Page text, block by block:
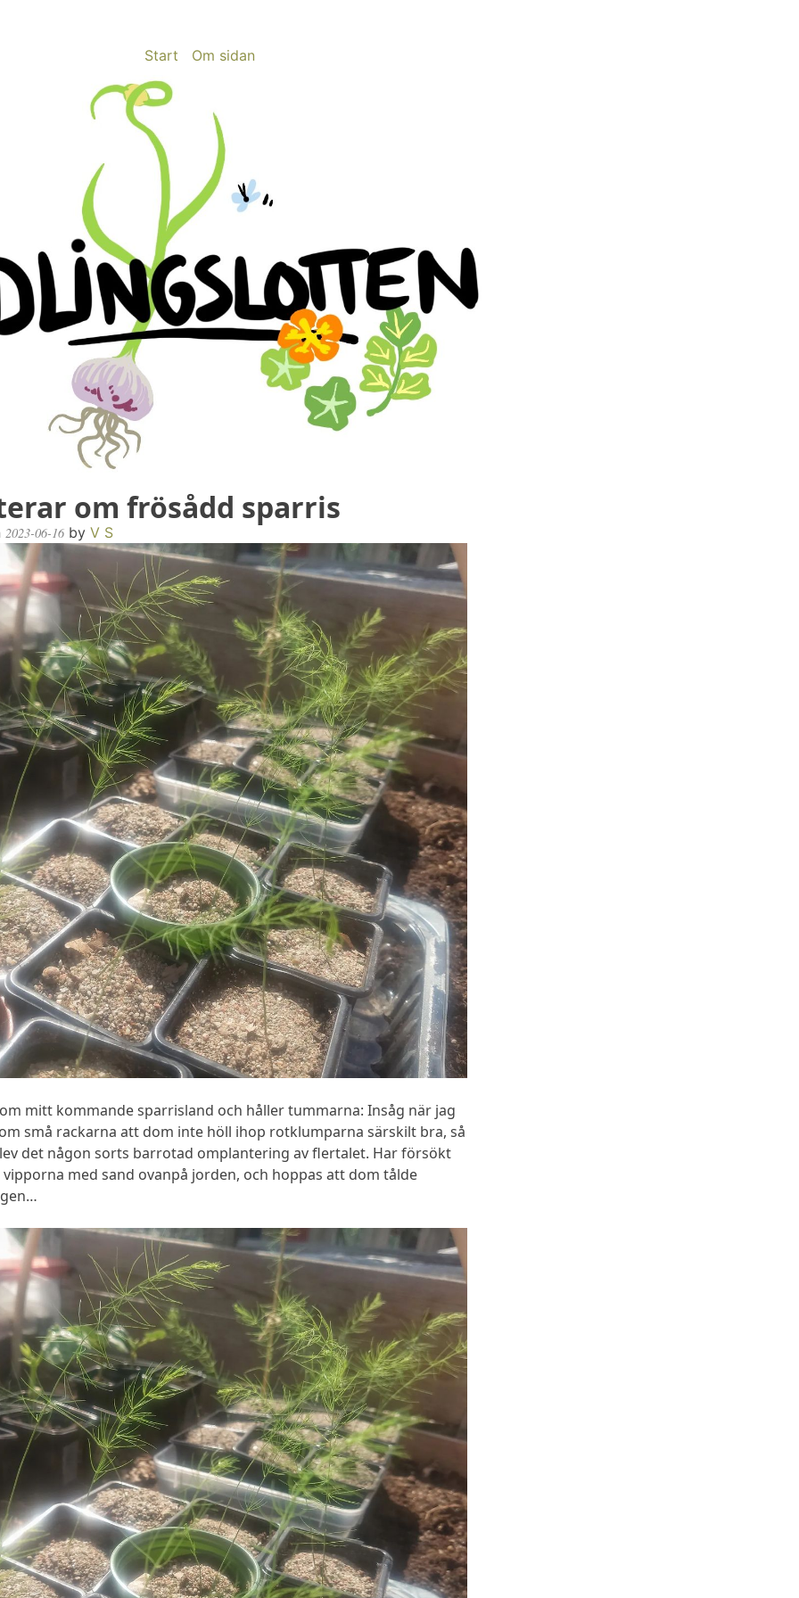
Start Om sidan
om frösådd sparris
2023-06-16 by V S
mitt kommande sparrisland och håller tummarna: Insåg när jag
små rackarna att dom inte höll ihop rotklumparna särskilt bra, så
det någon sorts barrotad omplantering av flertalet. Har försökt
med sand ovanpå jorden, och hoppas att dom tålde